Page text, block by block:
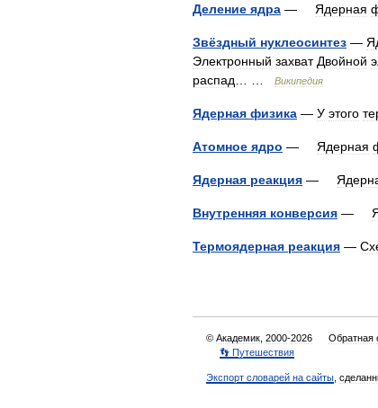
Деление ядра — Ядерная
Звёздный нуклеосинтез —
Электронный захват Двойной
распад
Википедия
Ядерная физика — У этого
Атомное ядро — Ядерная
Ядерная реакция —
Внутренняя конверсия —
Термоядерная реакция —
© Академик 2000-2026 Обратная
👣 Путешествия
Экспорт словарей на сайты